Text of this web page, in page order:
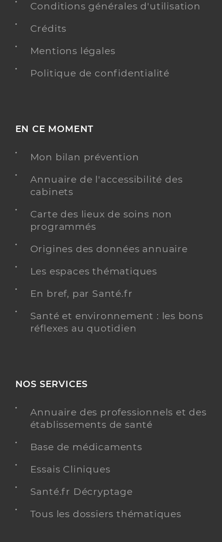
Conditions générales d'utilisation
Crédits
Mentions légales
Politique de confidentialité
EN CE MOMENT
Mon bilan prévention
Annuaire de l'accessibilité des
cabinets
Carte des lieux de soins non
programmés
Origines des données annuaire
Les espaces thématiques
En bref, par Santé.fr
Santé et environnement : les bons
réflexes au quotidien
NOS SERVICES
Annuaire des professionnels et des
établissements de santé
Base de médicaments
Essais Cliniques
Santé.fr Décryptage
Tous les dossiers thématiques